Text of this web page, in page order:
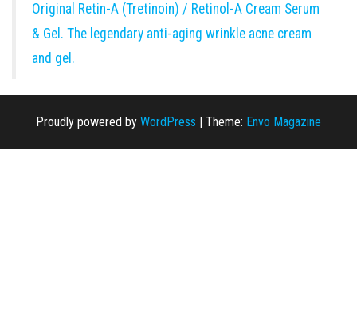
Original Retin-A (Tretinoin) / Retinol-A Cream Serum
& Gel. The legendary anti-aging wrinkle acne cream
and gel.
Proudly powered by WordPress Theme: Envo Magazine